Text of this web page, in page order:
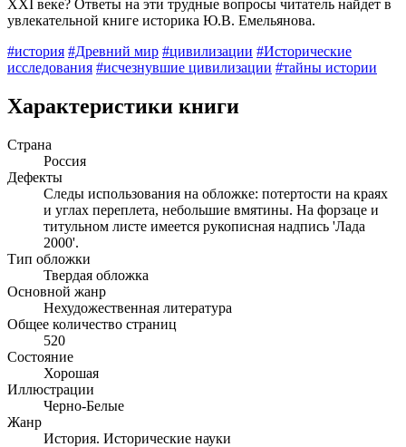
XXI веке? Ответы на эти трудные вопросы читатель найдет в
увлекательной книге историка Ю.В. Емельянова.
#история #Древний мир #цивилизации #Исторические
исследования #исчезнувшие цивилизации #тайны истории
Характеристики книги
Страна
Россия
Дефекты
Следы использования на обложке: потертости на краях
и углах переплета, небольшие вмятины. На форзаце и
титульном листе имеется рукописная надпись 'Лада
2000'.
Тип обложки
Твердая обложка
Основной жанр
Нехудожественная литература
Общее количество страниц
520
Состояние
Хорошая
Иллюстрации
Черно-Белые
Жанр
История. Исторические науки